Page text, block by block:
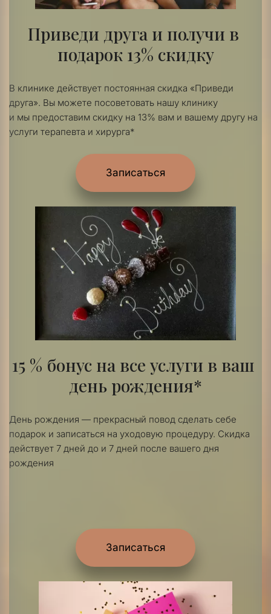
Приведи друга и получи в
подарок 13% скидку
В клинике действует постоянная скидка «Приведи
друга». Вы можете посоветовать нашу клинику
и мы предоставим скидку на 13% вам и вашему другу на
услуги терапевта и хирурга*
Записаться
15 % бонус на все услуги в ваш
день рождения*
День рождения — прекрасный повод сделать себе
подарок и записаться на уходовую процедуру. Скидка
действует 7 дней до и 7 дней после вашего дня
рождения
Записаться